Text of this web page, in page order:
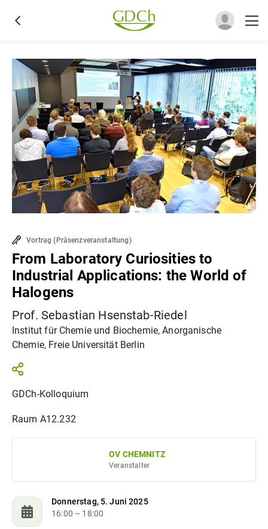
Vortrag (Präsenzveranstaltung)
From Laboratory Curiosities to
Industrial Applications: the World of
Halogens
Prof. Sebastian Hsenstab-Riedel
Institut für Chemie und Biochemie, Anorganische
Chemie, Freie Universität Berlin
GDCh-Kolloquium
Raum A12.232
Veranstalter
OV CHEMNITZ
Donnerstag, 5. Juni 2025
16:00 – 18:00